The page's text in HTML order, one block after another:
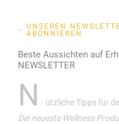
UNSEREN
ABONNIEREN
Beste Aussichten auf
NEWSLETTER
N
ützliche Tipps für
Die neueste Wellness